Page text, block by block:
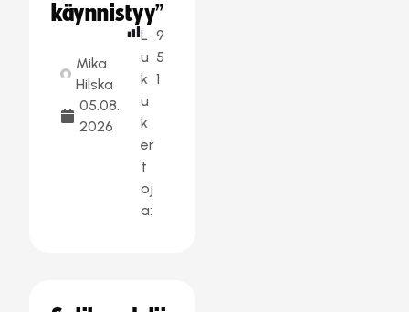
käynnistyy”
Mika
Hilska
05.08.
2026
L
u
k
u
k
er
t
oj
a:
9
5
1